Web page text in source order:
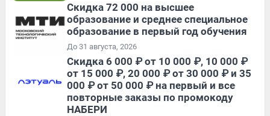
Скидка 72 000 на высшее
образование и среднее специальное
образование в первый год обучения
До 31 августа, 2026
Скидка 6 000 ₽ от 10 000 ₽, 10 000 ₽
от 15 000 ₽, 20 000 ₽ от 30 000 ₽ и 35
000 ₽ от 50 000 ₽ на первый и все
повторные заказы по промокоду
НАБЕРИ